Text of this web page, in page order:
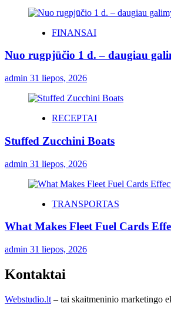
FINANSAI
Nuo rugpjūčio 1 d. – daugiau
admin 31 liepos, 2026
RECEPTAI
Stuffed Zucchini Boats
admin 31 liepos, 2026
TRANSPORTAS
What Makes Fleet Fuel Cards
admin 31 liepos, 2026
Kontaktai
Webstudio.lt – tai skaitmeninio marketingo